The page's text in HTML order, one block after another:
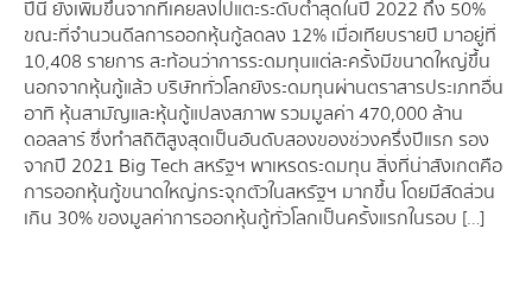
ปีนี้ ยังเพิ่มขึ้นจากที่เคยลงไปแตะระดับต่ำสุดในปี 2022 ถึง 50%
ขณะที่จำนวนดีลการออกหุ้นกู้ลดลง 12% เมื่อเทียบรายปี มาอยู่ที่
10,408 รายการ สะท้อนว่าการระดมทุนแต่ละครั้งมีขนาดใหญ่ขึ้น
นอกจากหุ้นกู้แล้ว บริษัททั่วโลกยังระดมทุนผ่านตราสารประเภทอื่น
อาทิ หุ้นสามัญและหุ้นกู้แปลงสภาพ รวมมูลค่า 470,000 ล้าน
ดอลลาร์ ซึ่งทำสถิติสูงสุดเป็นอันดับสองของช่วงครึ่งปีแรก รอง
จากปี 2021 Big Tech สหรัฐฯ พาเหรดระดมทุน สิ่งที่น่าสังเกตคือ
การออกหุ้นกู้ขนาดใหญ่กระจุกตัวในสหรัฐฯ มากขึ้น โดยมีสัดส่วน
เกิน 30% ของมูลค่าการออกหุ้นกู้ทั่วโลกเป็นครั้งแรกในรอบ […]